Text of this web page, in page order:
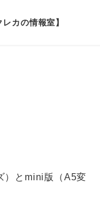
レカの情報室】
）とmini版（A5変